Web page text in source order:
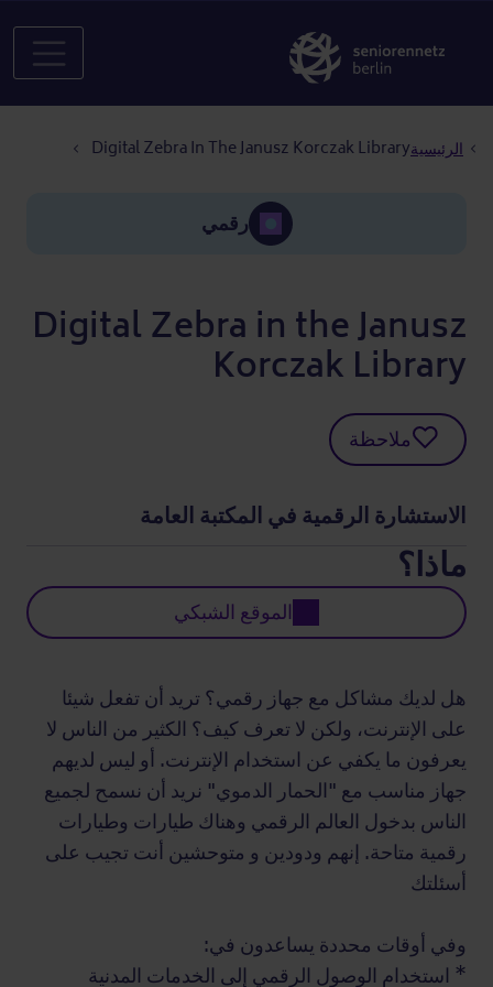
الرئيسيةDigital Zebra In The Janusz Korczak Library
رقمي
Digital Zebra in the Janusz
Korczak Library
ملاحظة
الاستشارة الرقمية في المكتبة العامة
ماذا؟
الموقع الشبكي
هل لديك مشاكل مع جهاز رقمي؟ تريد أن تفعل شيئا
على الإنترنت، ولكن لا تعرف كيف؟ الكثير من الناس لا
يعرفون ما يكفي عن استخدام الإنترنت. أو ليس لديهم
جهاز مناسب مع "الحمار الدموي" نريد أن نسمح لجميع
الناس بدخول العالم الرقمي وهناك طيارات وطيارات
رقمية متاحة. إنهم ودودين و متوحشين أنت تجيب على
أسئلتك
وفي أوقات محددة يساعدون في:
* استخدام الوصول الرقمي إلى الخدمات المدنية